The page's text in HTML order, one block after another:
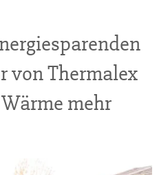
von Thermalex
mehr